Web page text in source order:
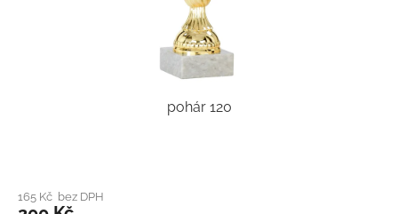
pohár 120
165 Kč bez DPH